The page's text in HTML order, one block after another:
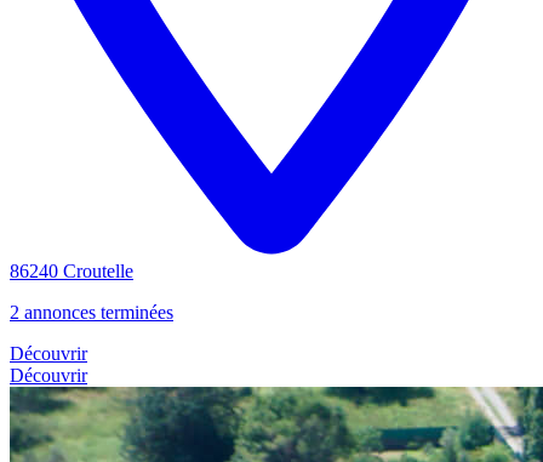
86240 Croutelle
2 annonces terminées
Découvrir
Découvrir